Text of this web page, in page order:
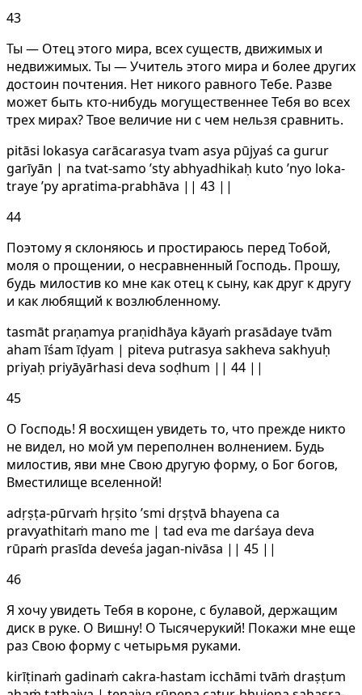
43
Ты — Отец этого мира, всех существ, движимых и
недвижимых. Ты — Учитель этого мира и более других
достоин почтения. Нет никого равного Тебе. Разве
может быть кто-нибудь могущественнее Тебя во всех
трех мирах? Твое величие ни с чем нельзя сравнить.
pitāsi lokasya carācarasya tvam asya pūjyaś ca gurur
garīyān | na tvat-samo ’sty abhyadhikaḥ kuto ’nyo loka-
traye ’py apratima-prabhāva || 43 ||
44
Поэтому я склоняюсь и простираюсь перед Тобой,
моля о прощении, о несравненный Господь. Прошу,
будь милостив ко мне как отец к сыну, как друг к другу
и как любящий к возлюбленному.
tasmāt praṇamya praṇidhāya kāyaṁ prasādaye tvām
aham īśam īḍyam | piteva putrasya sakheva sakhyuḥ
priyaḥ priyāyārhasi deva soḍhum || 44 ||
45
О Господь! Я восхищен увидеть то, что прежде никто
не видел, но мой ум переполнен волнением. Будь
милостив, яви мне Свою другую форму, о Бог богов,
Вместилище вселенной!
adṛṣṭa-pūrvaṁ hṛṣito ’smi dṛṣṭvā bhayena ca
pravyathitaṁ mano me | tad eva me darśaya deva
rūpaṁ prasīda deveśa jagan-nivāsa || 45 ||
46
Я хочу увидеть Тебя в короне, с булавой, держащим
диск в руке. О Вишну! О Тысячерукий! Покажи мне еще
раз Свою форму с четырьмя руками.
kirīṭinaṁ gadinaṁ cakra-hastam icchāmi tvāṁ draṣṭum